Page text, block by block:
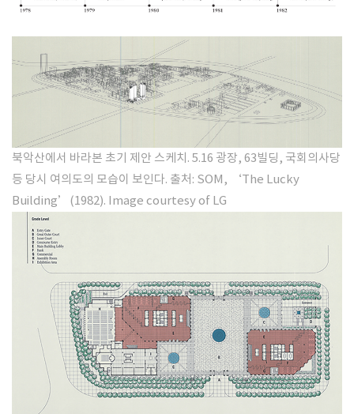
Contact
북악산에서 바라본 초기 제안 스케치. 5.16 광장, 63빌딩, 국회의사당
등 당시 여의도의 모습이 보인다. 출처: SOM, ‘The Lucky
Building’(1982). Image courtesy of LG